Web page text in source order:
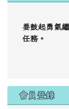
要鼓起勇氣
任務。
會員登錄